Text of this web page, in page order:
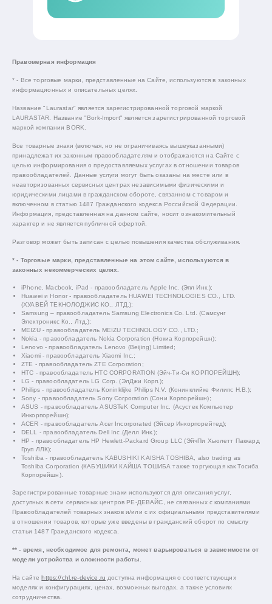
Правомерная информация
* - Все торговые марки, представленные на Сайте, используются в законных
информационных и описательных целях.
Название "Laurastar" является зарегистрированной торговой маркой
LAURASTAR. Название "Bork-Import" является зарегистрированной торговой
маркой компании BORK.
Все товарные знаки (включая, но не ограничиваясь вышеуказанными)
принадлежат их законным правообладателям и отображаются на Сайте с
целью информирования о предоставляемых услугах в отношении товаров
правообладателей. Данные услуги могут быть оказаны на месте или в
неавторизованных сервисных центрах независимыми физическими и
юридическими лицами в гражданском обороте, связанном с товаром и
включенном в статью 1487 Гражданского кодекса Российской Федерации.
Информация, представленная на данном сайте, носит ознакомительный
характер и не является публичной офертой.
Разговор может быть записан с целью повышения качества обслуживания.
* - Торговые марки, представленные на этом сайте, используются в
законных некоммерческих целях.
iPhone, Macbook, iPad - правообладатель Apple Inc. (Эпл Инк.);
Huawei и Honor - правообладатель HUAWEI TECHNOLOGIES CO., LTD.
(ХУАВЕЙ ТЕКНОЛОДЖИС КО., ЛТД.);
Samsung – правообладатель Samsung Electronics Co. Ltd. (Самсунг
Электроникс Ко., Лтд.);
MEIZU - правообладатель MEIZU TECHNOLOGY CO., LTD.;
Nokia - правообладатель Nokia Corporation (Нокиа Корпорейшн);
Lenovo - правообладатель Lenovo (Beijing) Limited;
Xiaomi - правообладатель Xiaomi Inc.;
ZTE - правообладатель ZTE Corporation;
HTC - правообладатель HTC CORPORATION (Эйч-Ти-Си КОРПОРЕЙШН);
LG - правообладатель LG Corp. (ЭлДжи Корп.);
Philips - правообладатель Koninklijke Philips N.V. (Конинклийке Филипс Н.В.);
Sony - правообладатель Sony Corporation (Сони Корпорейшн);
ASUS - правообладатель ASUSTeK Computer Inc. (Асустек Компьютер
Инкорпорейшн);
ACER - правообладатель Acer Incorporated (Эйсер Инкорпорейтед);
DELL - правообладатель Dell Inc.(Делл Инк.);
HP - правообладатель HP Hewlett-Packard Group LLC (ЭйчПи Хьюлетт Паккард
Груп ЛЛК);
Toshiba - правообладатель KABUSHIKI KAISHA TOSHIBA, also trading as
Toshiba Corporation (КАБУШИКИ КАЙША ТОШИБА также торгующая как Тосиба
Корпорейшн).
Зарегистрированные товарные знаки используются для описания услуг,
доступных в сети сервисных центров РЕ-ДЕВАЙС, не связанных с компаниями
Правообладателей товарных знаков и/или с их официальными представителями
в отношении товаров, которые уже введены в гражданский оборот по смыслу
статьи 1487 Гражданского кодекса.
** - время, необходимое для ремонта, может варьироваться в зависимости от
модели устройства и сложности работы.
На сайтеhttps://chl.re-device.ru доступна информация о соответствующих
моделях и конфигурациях, ценах, возможных выгодах, а также условиях
сотрудничества.